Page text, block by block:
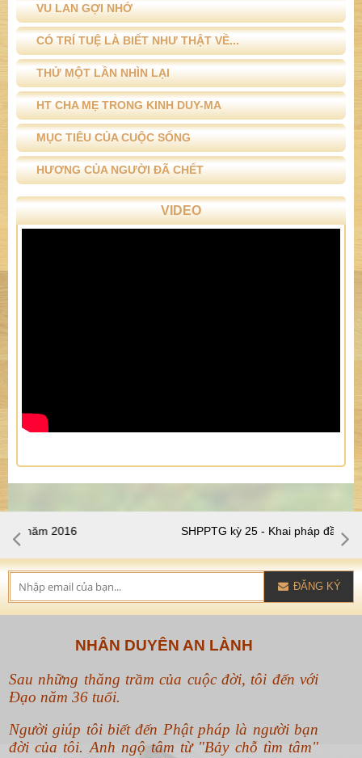
ĐỊNH TUỆ
CHUYỆN XƯA CHUYỆN NAY
Ý TỔ SƯ TRÊN ĐẦU NGỌN CỎ
HAI CHỮ MẸ CHA
VU LAN GỢI NHỚ
CÓ TRÍ TUỆ LÀ BIẾT NHƯ THẬT VỀ...
THỬ MỘT LẦN NHÌN LẠI